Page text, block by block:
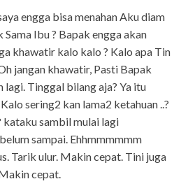
engga bisa menahan Aku diam
Sama Ibu ? Bapak engga akan
khawatir kalo kalo ? Kalo apa Tin
jangan khawatir, Pasti Bapak
lagi. Tinggal bilang aja? Ya itu
sering2 kan lama2 ketahuan ..?
kataku sambil mulai lagi
sampai. Ehhmmmmmm
Tarik ulur. Makin cepat. Tini juga
cepat.